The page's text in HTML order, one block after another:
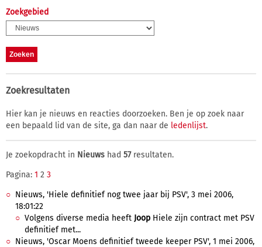
Zoekgebied
Zoekresultaten
Hier kan je nieuws en reacties doorzoeken. Ben je op zoek naar
een bepaald lid van de site, ga dan naar de ledenlijst.
Je zoekopdracht in Nieuws had 57resultaten.
Pagina: 1 2 3
Nieuws, 'Hiele definitief nog twee jaar bij PSV', 3 mei 2006,
18:01:22
Volgens diverse media heeft Joop Hiele zijn contract met PSV
definitief met...
Nieuws, 'Oscar Moens definitief tweede keeper PSV', 1 mei 2006,